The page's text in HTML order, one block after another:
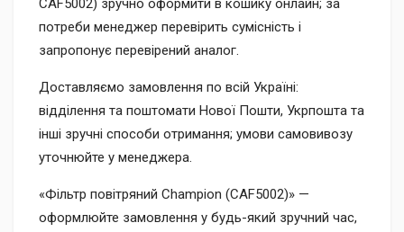
CAF5002) зручно оформити в кошику онлайн; за
потреби менеджер перевірить сумісність і
запропонує перевірений аналог.
Доставляємо замовлення по всій Україні:
відділення та поштомати Нової Пошти, Укрпошта та
інші зручні способи отримання; умови самовивозу
уточнюйте у менеджера.
«Фільтр повітряний Champion (CAF5002)» —
оформлюйте замовлення у будь-який зручний час,